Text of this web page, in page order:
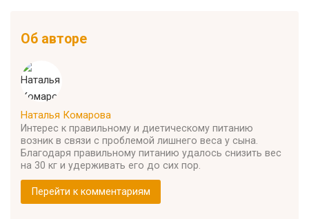
Об авторе
Наталья Комарова
Интерес к правильному и диетическому питанию
возник в связи с проблемой лишнего веса у сына.
Благодаря правильному питанию удалось снизить вес
на 30 кг и удерживать его до сих пор.
Перейти к комментариям